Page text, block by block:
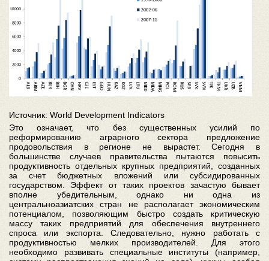
Источник: World Development Indicators
Это означает, что без существенных усилий по
реформированию аграрного сектора предложение
продовольствия в регионе не вырастет. Сегодня в
большинстве случаев правительства пытаются повысить
продуктивность отдельных крупных предприятий, созданных
за счет бюджетных вложений или субсидированных
государством. Эффект от таких проектов зачастую бывает
вполне убедительным, однако ни одна из
центральноазиатских стран не располагает экономическим
потенциалом, позволяющим быстро создать критическую
массу таких предприятий для обеспечения внутреннего
спроса или экспорта. Следовательно, нужно работать с
продуктивностью мелких производителей. Для этого
необходимо развивать специальные институты (например,